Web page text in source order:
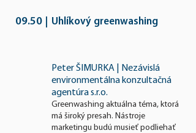
09.50 Uhlíkový greenwashing
Peter ŠIMURKA | Nezávislá
environmentálna konzultačná
agentúra s.r.o.
Greenwashing aktuálna téma, ktorá
má široký presah. Nástroje
marketingu budú musieť podliehať